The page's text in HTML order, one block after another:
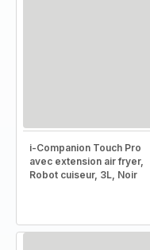
i-Companion Touch Pro
avec extension air fryer,
Robot cuiseur, 3L, Noir